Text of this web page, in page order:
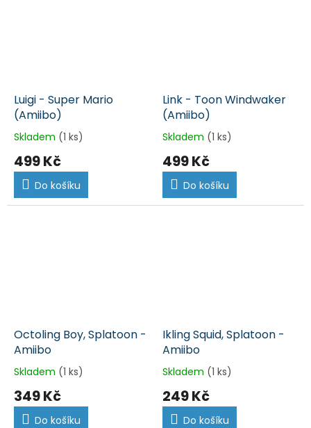
Luigi - Super Mario
(Amiibo)
Skladem (1 ks)
499 Kč
Do košíku
Link - Toon Windwaker
(Amiibo)
Skladem (1 ks)
499 Kč
Do košíku
Octoling Boy, Splatoon -
Amiibo
Skladem (1 ks)
349 Kč
Do košíku
Ikling Squid, Splatoon -
Amiibo
Skladem (1 ks)
249 Kč
Do košíku